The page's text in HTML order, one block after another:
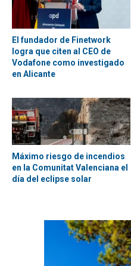
El fundador de Finetwork
logra que citen al CEO de
Vodafone como investigado
en Alicante
Máximo riesgo de incendios
en la Comunitat Valenciana el
día del eclipse solar